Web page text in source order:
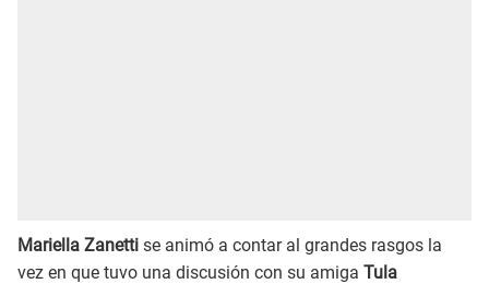
Mariella Zanetti se animó a contar al grandes rasgos la
vez en que tuvo una discusión con su amiga Tula